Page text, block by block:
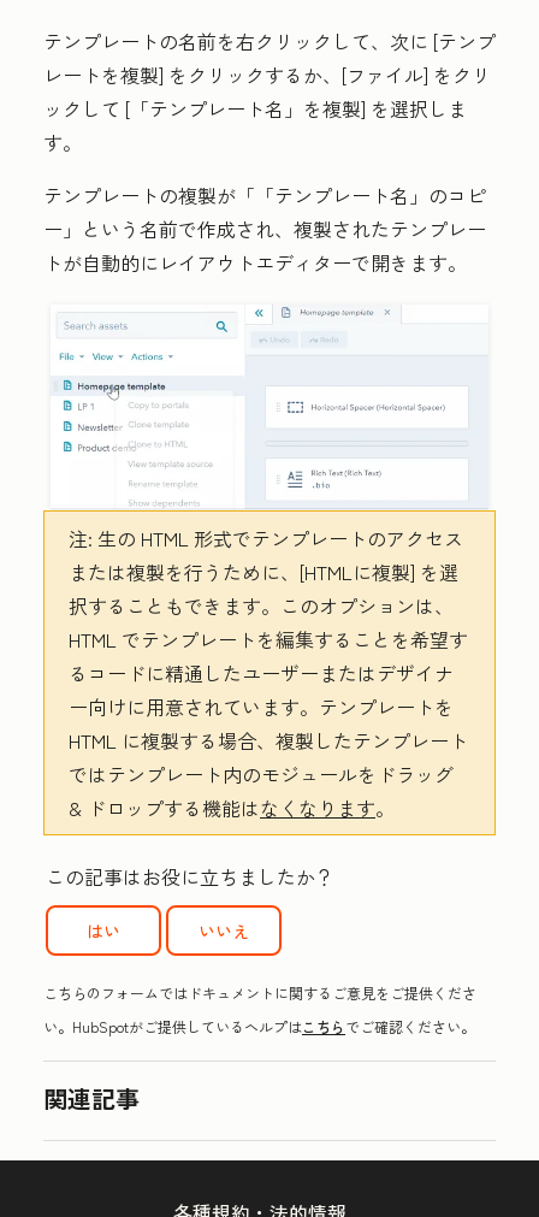
テンプレートの名前を右クリックして、次に [テンプ
レートを複製] をクリックするか、 [ファイル] をクリ
ックして [「テンプレート名」を複製] を選択しま
す。
テンプレートの複製が 「「テンプレート名」のコピ
ー」 という名前で作成され、複製されたテンプレー
トが自動的にレイアウトエディターで開きます。
注: 生の HTML 形式でテンプレートのアクセス
または複製を行うために、 [HTMLに複製] を選
択することもできます。このオプションは、
HTML でテンプレートを編集することを希望す
るコードに精通したユーザーまたはデザイナ
ー向けに用意されています。テンプレートを
HTML に複製する場合、複製したテンプレート
ではテンプレート内のモジュールをドラッグ
& ドロップする機能はなくなります。
この記事はお役に立ちましたか？
はい いいえ
こちらのフォームではドキュメントに関するご意見をご提供くださ
い。HubSpotがご提供しているヘルプはこちらでご確認ください。
関連記事